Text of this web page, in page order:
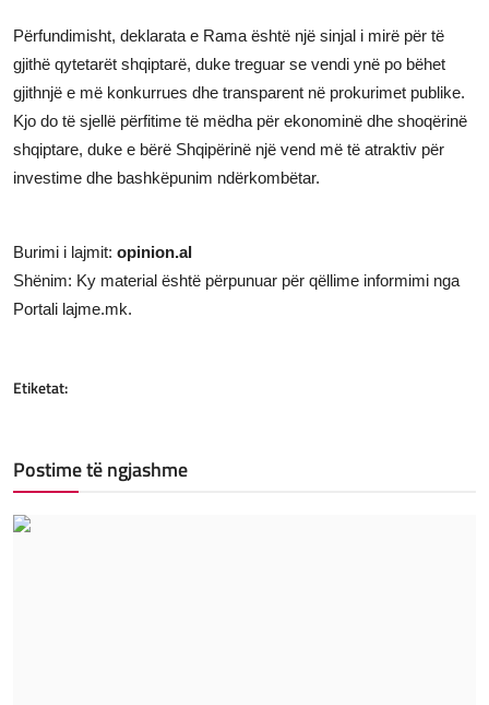
Përfundimisht, deklarata e Rama është një sinjal i mirë për të
gjithë qytetarët shqiptarë, duke treguar se vendi ynë po bëhet
gjithnjë e më konkurrues dhe transparent në prokurimet publike.
Kjo do të sjellë përfitime të mëdha për ekonominë dhe shoqërinë
shqiptare, duke e bërë Shqipërinë një vend më të atraktiv për
investime dhe bashkëpunim ndërkombëtar.
Burimi i lajmit: opinion.al
Shënim: Ky material është përpunuar për qëllime informimi nga
Portali lajme.mk.
Etiketat:
Postime të ngjashme